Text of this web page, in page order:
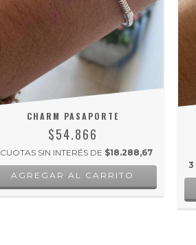
CHARM PASAPORTE
$54.866
CUOTAS SIN INTERÉS DE $18.288,67
AGREGAR AL CARRITO
3